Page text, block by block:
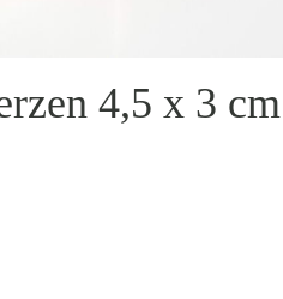
4,5 x 3 cm